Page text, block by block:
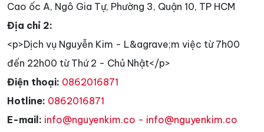
Cao ốc A, Ngô Gia Tự, Phường 3, Quận 10, TP HCM
Địa chỉ 2:
<p>Dịch vụ Nguyễn Kim - L&agrave;m việc từ 7h00
đến 22h00 từ Thứ 2 - Chủ Nhật</p>
Điện thoại: 0862016871
Hotline: 0862016871
E-mail: info@nguyenkim.co - info@nguyenkim.co